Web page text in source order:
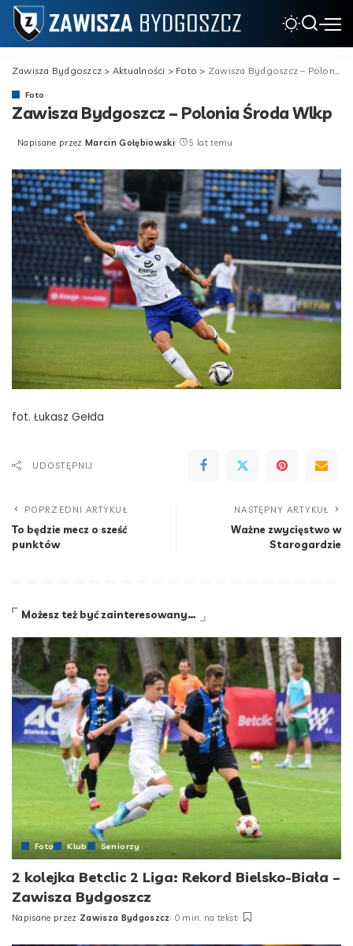
Zawisza Bydgoszcz > Aktualności > Foto > Zawisza Bydgoszcz – Polonia Środa Wlkp
Foto
Zawisza Bydgoszcz – Polonia Środa Wlkp
Posted
Napisane przez Marcin Gołębiowski 5 lat temu
fot. Łukasz Gełda
UDOSTĘPNIJ
POPRZEDNI ARTYKUŁ
To będzie mecz o sześć
punktów
NASTĘPNY ARTYKUŁ
Ważne zwycięstwo w
Starogardzie
Możesz też być zainteresowany…
Foto Klub Seniorzy
2 kolejka Betclic 2 Liga: Rekord Bielsko-Biała –
Zawisza Bydgoszcz
Posted
Napisane przez Zawisza Bydgoszcz 0 min. na tekst